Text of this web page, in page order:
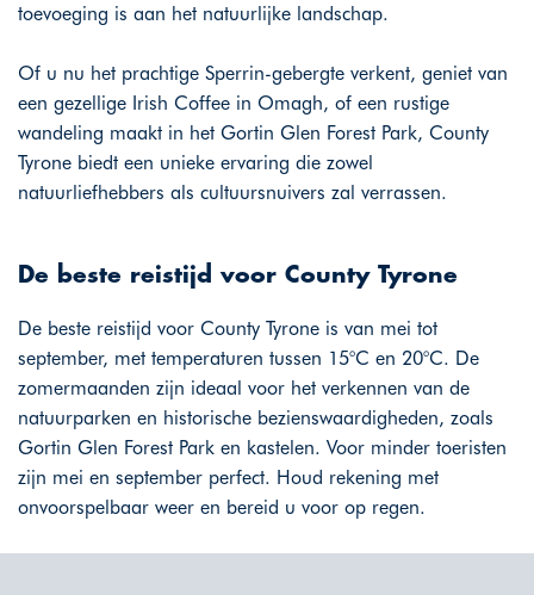
toevoeging is aan het natuurlijke landschap.
Of u nu het prachtige Sperrin-gebergte verkent, geniet van
een gezellige Irish Coffee in Omagh, of een rustige
wandeling maakt in het Gortin Glen Forest Park, County
Tyrone biedt een unieke ervaring die zowel
natuurliefhebbers als cultuursnuivers zal verrassen.
De beste reistijd voor County Tyrone
De beste reistijd voor County Tyrone is van mei tot
september, met temperaturen tussen 15°C en 20°C. De
zomermaanden zijn ideaal voor het verkennen van de
natuurparken en historische bezienswaardigheden, zoals
Gortin Glen Forest Park en kastelen. Voor minder toeristen
zijn mei en september perfect. Houd rekening met
onvoorspelbaar weer en bereid u voor op regen.